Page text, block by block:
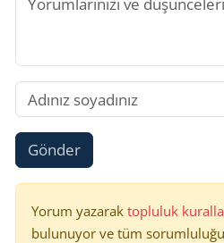
Gönder
Yorum yazarak topluluk
bulunuyor ve tüm